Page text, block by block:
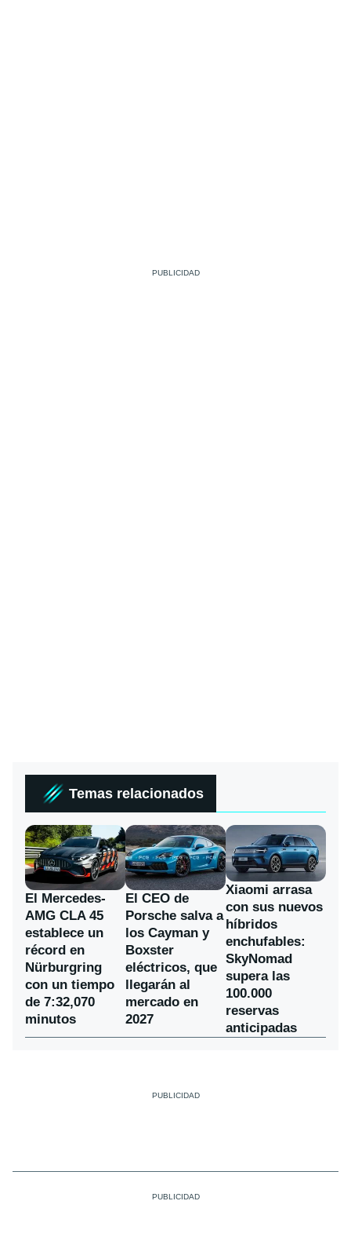
Temas relacionados
El Mercedes-
AMG CLA 45
establece un
récord en
Nürburgring
con un tiempo
de 7:32,070
minutos
El CEO de
Porsche salva a
los Cayman y
Boxster
eléctricos, que
llegarán al
mercado en
2027
Xiaomi arrasa
con sus nuevos
híbridos
enchufables:
SkyNomad
supera las
100.000
reservas
anticipadas